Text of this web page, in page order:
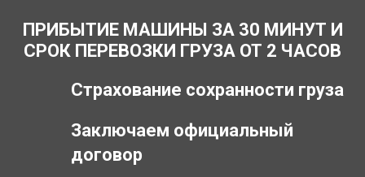
ПРИБЫТИЕ МАШИНЫ ЗА 30 МИНУТ И
СРОК ПЕРЕВОЗКИ ГРУЗА ОТ 2 ЧАСОВ
Страхование сохранности груза
Заключаем официальный
договор